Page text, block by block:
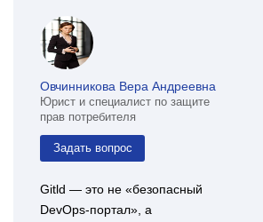
Овчинникова Вера Андреевна
Юрист и специалист по защите
прав потребителя
Задать вопрос
Gitld — это не «безопасный
DevOps-портал», а